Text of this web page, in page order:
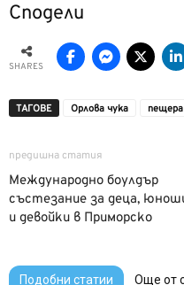
Сподели
SHARES
ТАГОВЕ Орлова чука пещера
предишна статия
Международно боулдър
състезание за деца,
и девойки в Приморско
Подобни статии Още от